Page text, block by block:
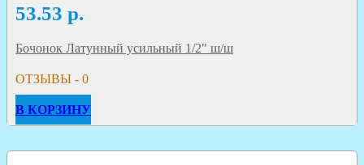
53.53 р.
Бочонок Латунный усильный 1/2" ш/ш
ОТЗЫВЫ - 0
В КОРЗИНУ